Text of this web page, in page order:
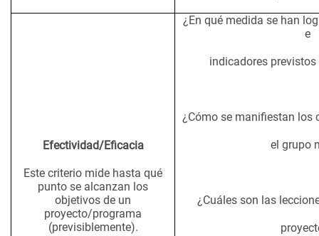
Efectividad/Eficacia
Este criterio mide hasta qué
punto se alcanzan los
objetivos de un
proyecto/programa
(previsiblemente).
¿En qué medida se han
e
indicadores
¿Cómo se manifiestan los
el grupo
¿Cuáles son las